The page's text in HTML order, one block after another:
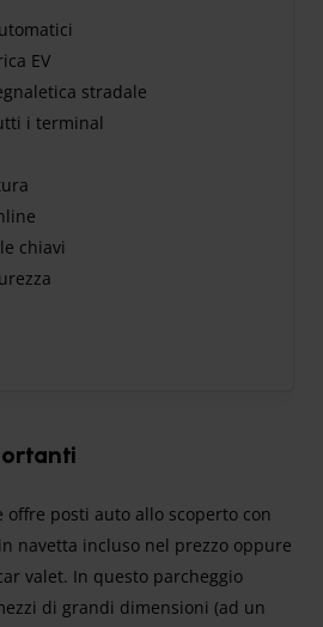
EV
stradale
i terminal
chiavi
offre posti auto allo scoperto con
navetta incluso nel prezzo oppure
valet. In questo parcheggio
di grandi dimensioni (ad un